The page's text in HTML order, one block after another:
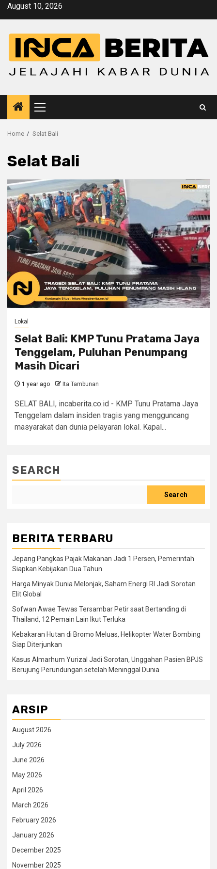
SkipAugust 10, 2026
Primary
Menu
Home Selat Bali
Selat Bali
Lokal
Selat Bali: KMP Tunu Pratama Jaya
Tenggelam, Puluhan Penumpang
Masih Dicari
1 year ago Ita Tambunan
SELAT BALI, incaberita.co.id - KMP Tunu Pratama Jaya
Tenggelam dalam insiden tragis yang mengguncang
masyarakat dan dunia pelayaran lokal. Kapal...
SEARCH
Search
BERITA TERBARU
Jepang Pangkas Pajak Makanan Jadi 1 Persen, Pemerintah
Siapkan Kebijakan Dua Tahun
Harga Minyak Dunia Melonjak, Saham Energi RI Jadi Sorotan
Elit Global
Sofwan Awae Tewas Tersambar Petir saat Bertanding di
Thailand, 12 Pemain Lain Ikut Terluka
Kebakaran Hutan di Bromo Meluas, Helikopter Water Bombing
Siap Diterjunkan
Kasus Almarhum Yurizal Jadi Sorotan, Unggahan Pasien BPJS
Berujung Perundungan setelah Meninggal Dunia
ARSIP
August 2026
July 2026
June 2026
May 2026
April 2026
March 2026
February 2026
January 2026
December 2025
November 2025